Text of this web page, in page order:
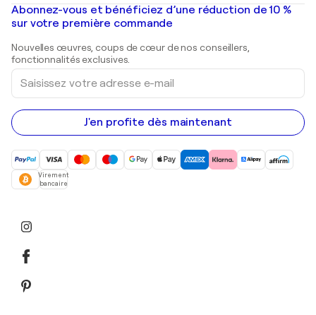
Mr. Brainwash
Shepard Fairey
Peintures de paysage
Estampes
Peintures acryliques
Galeries d'art en France
Galeries d'art en Belgique
Abonnez-vous et bénéficiez d’une réduction de 10 %
sur votre première commande
Nouvelles œuvres, coups de cœur de nos conseillers,
fonctionnalités exclusives.
Saisissez
votre
adresse
e-
mail
J'en profite dès maintenant
Virement
bancaire